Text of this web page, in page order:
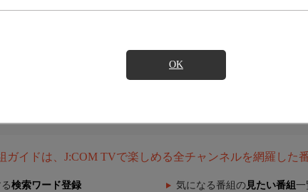
OK
ガイドは、J:COM TVで楽しめる全チャンネルを網羅した
る検索ワード登録 気になる番組の 見たい番組 一